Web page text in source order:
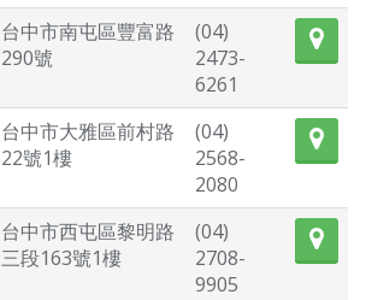
台中市南屯區豐富路
290號
(04)
2473-
6261
台中市大雅區前村路
22號1樓
(04)
2568-
2080
台中市西屯區黎明路
三段163號1樓
(04)
2708-
9905